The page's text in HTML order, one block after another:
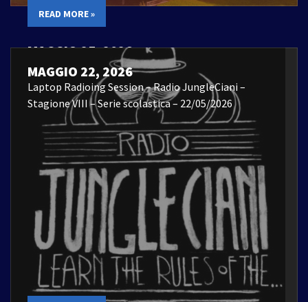
MAGGIO 25, 2026
Laptop Radioing Session – 22/05/2026
READ MORE »
MAGGIO 22, 2026
Laptop Radioing Session – Radio JungleCiani –
Stagione VIII – Serie scolastica – 22/05/2026